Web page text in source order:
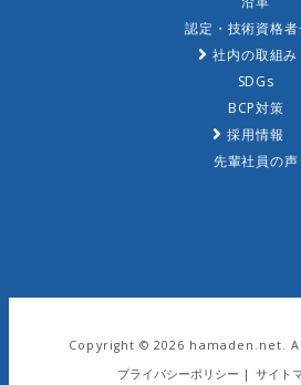
認定・技術資格者
社内の取組み
SDGs
BCP対策
採用情報
先輩社員の声
Copyright ©2026 hamaden.net.
プライバシーポリシー | サイト